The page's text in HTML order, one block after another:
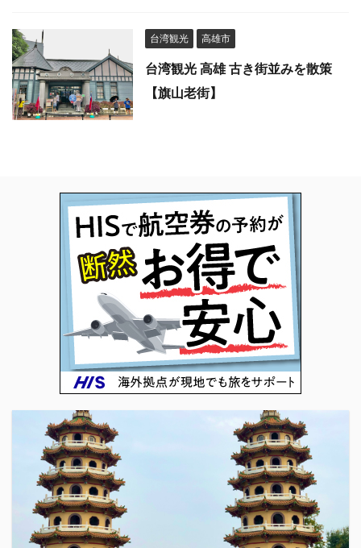
台湾観光 高雄市
台湾観光 高雄 古き街並みを散策
【旗山老街】